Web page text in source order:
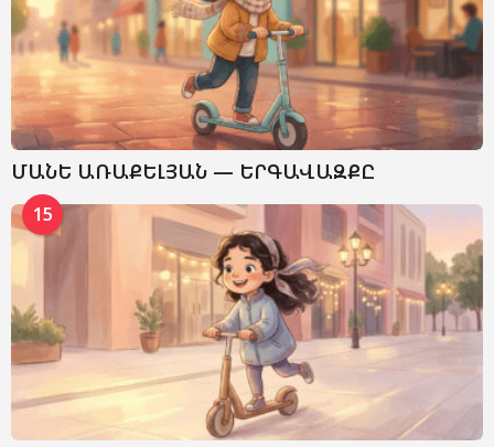
ՄԱՆԵ ԱՌԱՔԵԼՅԱՆ — ԵՐԳԱՎԱԶՔԸ
15